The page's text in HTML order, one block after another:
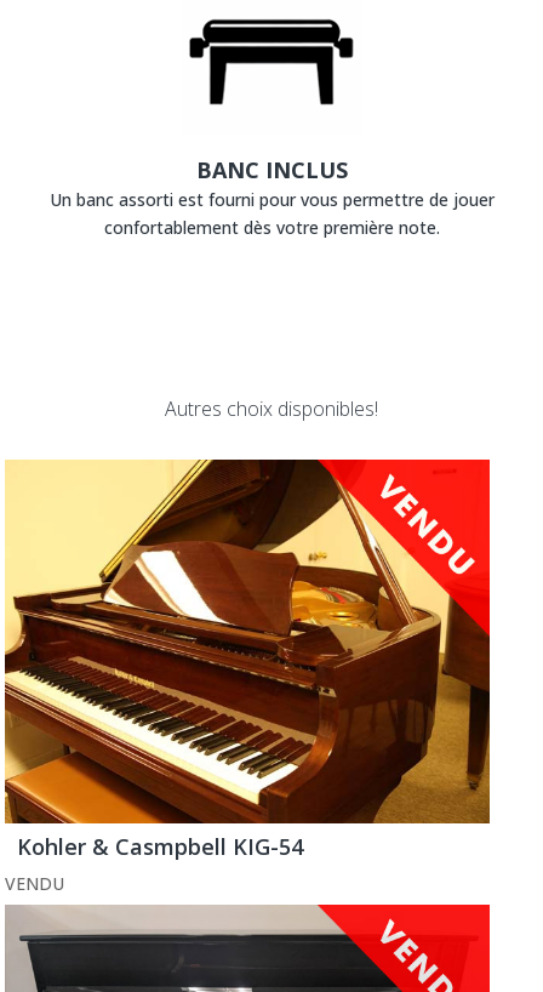
BANC INCLUS
Un banc assorti est fourni pour vous permettre de jouer
confortablement dès votre première note.
Autres choix disponibles!
Kohler & Casmpbell KIG-54
VENDU